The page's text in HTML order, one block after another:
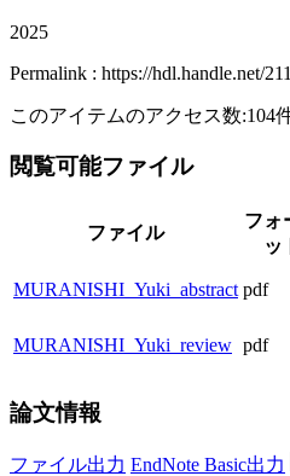
2025
Permalink : https://hdl.handle.net/
このアイテムのアクセス数:104
閲覧可能ファイル
ファイル
フォ
ッ
MURANISHI_Yuki_abstract pdf
MURANISHI_Yuki_review pdf
論文情報
ファイル出力 EndNote Basic出力